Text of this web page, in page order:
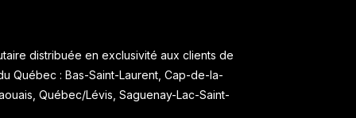
distribuée en exclusivité aux clients de
Québec : Bas-Saint-Laurent, Cap-de-la-
Québec/Lévis, Saguenay-Lac-Saint-